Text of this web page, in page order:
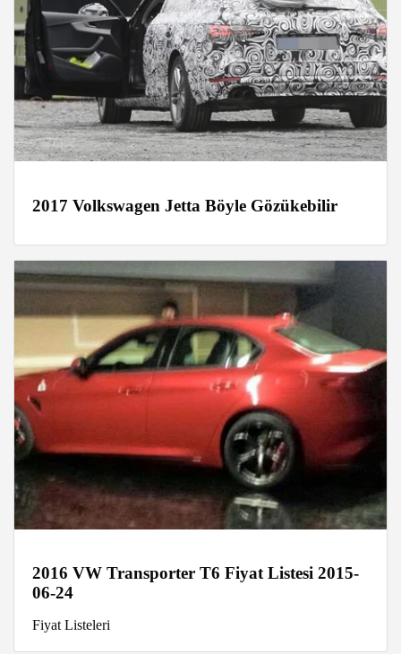
2017 Volkswagen Jetta Böyle Gözükebilir
2016 VW Transporter T6 Fiyat Listesi 2015-
06-24
Fiyat Listeleri